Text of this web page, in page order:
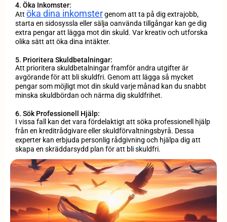
4. Öka Inkomster:
Att öka dina inkomstergenom att ta på dig extrajobb,
starta en sidosyssla eller sälja oanvända tillgångar kan ge dig
extra pengar att lägga mot din skuld. Var kreativ och utforska
olika sätt att öka dina intäkter.
5. Prioritera Skuldbetalningar:
Att prioritera skuldbetalningar framför andra utgifter är
avgörande för att bli skuldfri. Genom att lägga så mycket
pengar som möjligt mot din skuld varje månad kan du snabbt
minska skuldbördan och närma dig skuldfrihet.
6. Sök Professionell Hjälp:
I vissa fall kan det vara fördelaktigt att söka professionell hjälp
från en kreditrådgivare eller skuldförvaltningsbyrå. Dessa
experter kan erbjuda personlig rådgivning och hjälpa dig att
skapa en skräddarsydd plan för att bli skuldfri.